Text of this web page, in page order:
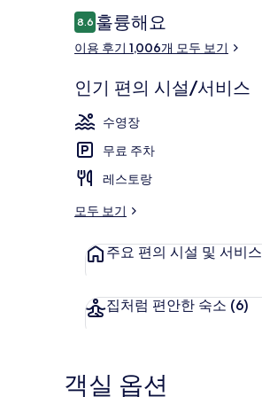
이
용
후
8.610점 만점 중 8.6점.
훌륭해요
이용 후기 1,006개 모두 보기
인기 편의 시설/서비스
수영장
무료 주차
레스토랑
모두 보기
주요 편의 시설 및 서비스
집처럼 편안한 숙소 (6)
객실 옵션